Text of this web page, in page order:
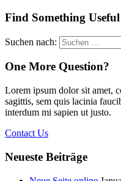
Find Something Useful
Suchen nach:
One More Question?
Lorem ipsum dolor sit amet,
sagittis, sem quis lacinia
interdum mi sapien ut justo.
Contact Us
Neueste Beiträge